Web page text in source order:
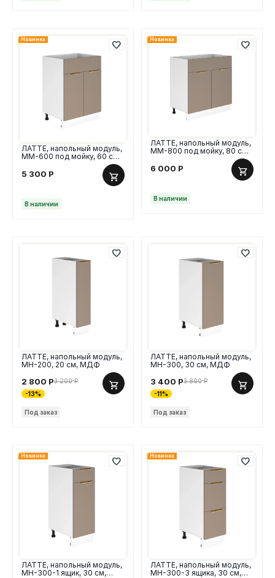
Новинка
ЛАТТЕ, напольный модуль,
ММ-600 под мойку, 60 см,
5 300 Р
В наличии
Новинка
ЛАТТЕ, напольный модуль,
ММ-800 под мойку, 80 см,
6 000 Р
В наличии
ЛАТТЕ, напольный модуль,
МН-200, 20 см, МДФ
2 800 Р3 200 Р
-13%
Под заказ
ЛАТТЕ, напольный модуль,
МН-300, 30 см, МДФ
3 400 Р3 800 Р
-11%
Под заказ
Новинка
ЛАТТЕ, напольный модуль,
МН-300-1 ящик, 30 см,
Новинка
ЛАТТЕ, напольный модуль,
МН-300-3 ящика, 30 см,